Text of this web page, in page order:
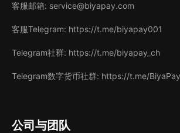
客服邮箱: service@biyapay.com
客服Telegram: https://t.me/biyapay001
Telegram社群: https://t.me/biyapay_ch
Telegram数字货币社群: https://t.me/
公司与团队